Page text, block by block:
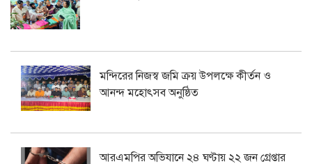
মন্দিরের নিজস্ব জমি ক্রয় উপলক্ষে কীর্তন ও
আনন্দ মহোৎসব অনুষ্ঠিত
আরএমপির অভিযানে ২৪ ঘণ্টায় ২২ জন গ্রেপ্তার